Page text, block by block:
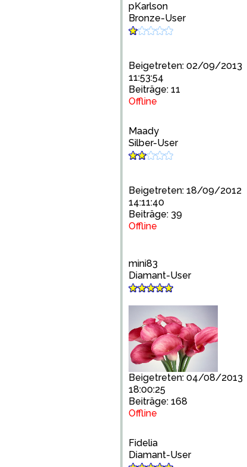
pKarlson
Bronze-User
Beigetreten: 02/09/2013
11:53:54
Beiträge: 11
Offline
Maady
Silber-User
Beigetreten: 18/09/2012
14:11:40
Beiträge: 39
Offline
mini83
Diamant-User
Beigetreten: 04/08/2013
18:00:25
Beiträge: 168
Offline
Fidelia
Diamant-User